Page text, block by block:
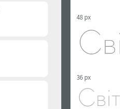
48 px
36 px